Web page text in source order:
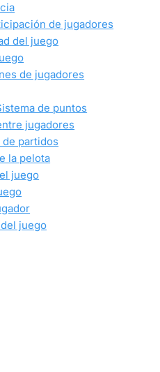
de jugadores
del juego
de jugadores
de puntos
jugadores
de partidos
la pelota
juego
juego